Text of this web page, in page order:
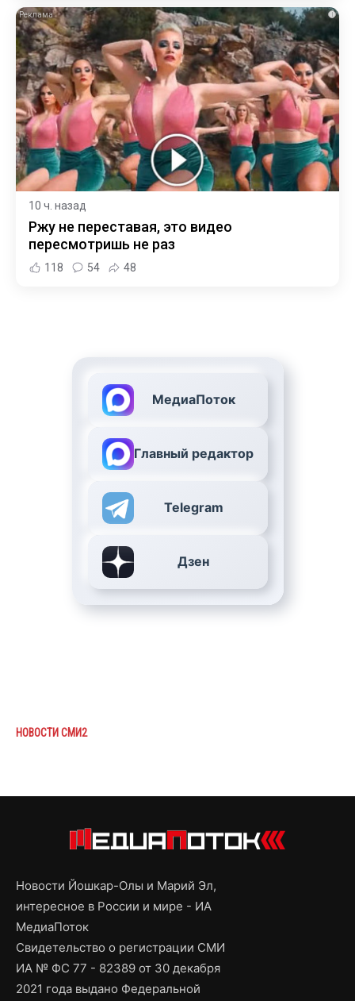
i
10 ч. назад
Ржу не переставая, это видео
пересмотришь не раз
118 54 48
МедиаПоток
Главный редактор
Telegram
Дзен
НОВОСТИ СМИ2
Новости Йошкар-Олы и Марий Эл,
интересное в России и мире - ИА
МедиаПоток
Свидетельство о регистрации СМИ
ИА № ФС 77 - 82389 от 30 декабря
2021 года выдано Федеральной